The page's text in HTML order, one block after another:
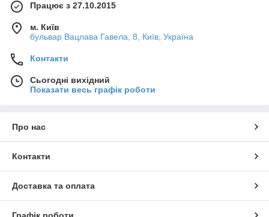
Працює з 27.10.2015
м. Київ
бульвар Вацлава Гавела, 8, Київ, Україна
Контакти
Сьогодні вихідний
Показати весь графік роботи
Про нас
Контакти
Доставка та оплата